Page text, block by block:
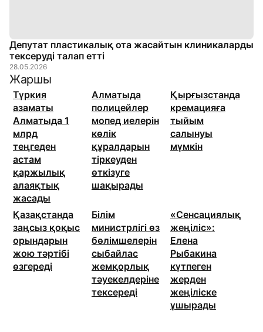
Депутат пластикалық ота жасайтын клиникаларды
тексеруді талап етті
28.05.2026
Жаршы
Түркия
азаматы
Алматыда 1
млрд
теңгеден
астам
қаржылық
алаяқтық
жасады
Алматыда
полицейлер
мопед иелерін
көлік
құралдарын
тіркеуден
өткізуге
шақырады
Қырғызстанда
кремацияға
тыйым
салынуы
мүмкін
Қазақстанда
заңсыз қоқыс
орындарын
жою тәртібі
өзгереді
Білім
министрлігі өз
бөлімшелерін
сыбайлас
жемқорлық
тәуекелдеріне
тексереді
«Сенсациялық
жеңіліс»:
Елена
Рыбакина
күтпеген
жерден
жеңіліске
ұшырады